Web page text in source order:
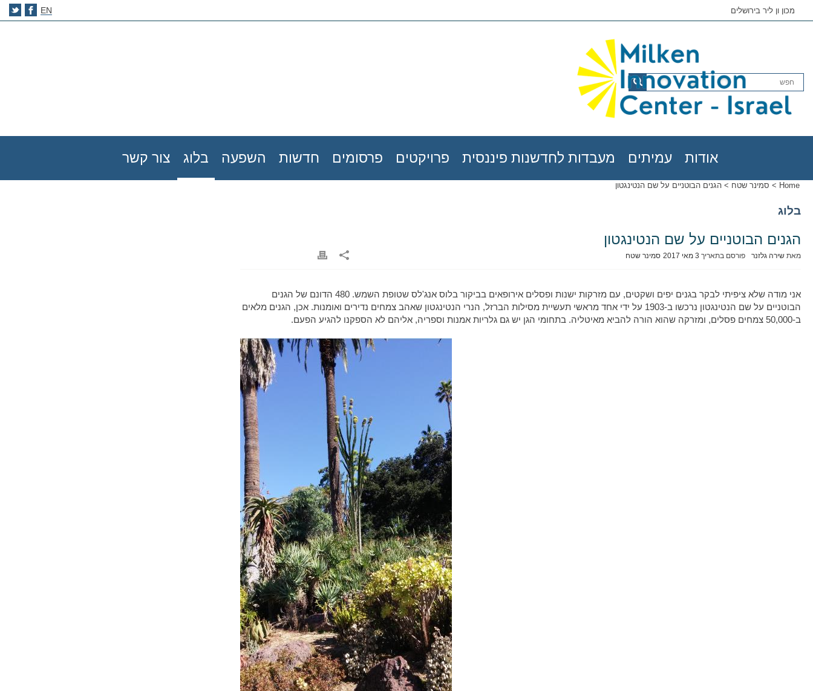
מכון ון ליר בירושלים EN
אודות עמיתים מעבדות לחדשנות פיננסית פרויקטים פרסומים חדשות השפעה בלוג צור קשר
Home
> סמינר שטח > הגנים הבוטניים על שם הנטינגטון
בלוג
הגנים הבוטניים על שם הנטינגטון
מאת שירה גלזנר פורסם בתאריך 3 מאי 2017 סמינר שטח
אני מודה שלא ציפיתי לבקר בגנים יפים ושקטים, עם מזרקות ישנות ופסלים אירופאים בביקור בלוס אנג'לס שטופת השמש. 480 הדונם של הגנים
הבוטניים על שם הנטינגטון נרכשו ב-1903 על ידי אחד מראשי תעשיית מסילות הברזל, הנרי הנטינגטון שאהב צמחים נדירים ואומנות. אכן, הגנים מלאים
ב-50,000 צמחים פסלים, ומזרקה שהוא הורה להביא מאיטליה. בתחומי הגן יש גם גלריות אמנות וספריה, אליהם לא הספקנו להגיע הפעם.